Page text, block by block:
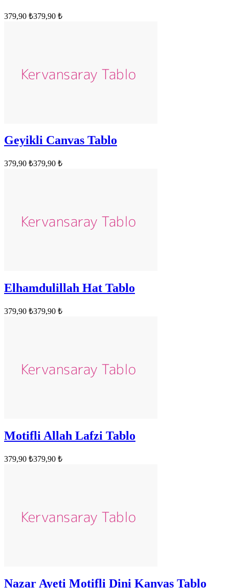
379,90 ₺379,90 ₺
Geyikli Canvas Tablo
379,90 ₺379,90 ₺
Elhamdulillah Hat Tablo
379,90 ₺379,90 ₺
Motifli Allah Lafzi Tablo
379,90 ₺379,90 ₺
Nazar Ayeti Motifli Dini Kanvas Tablo